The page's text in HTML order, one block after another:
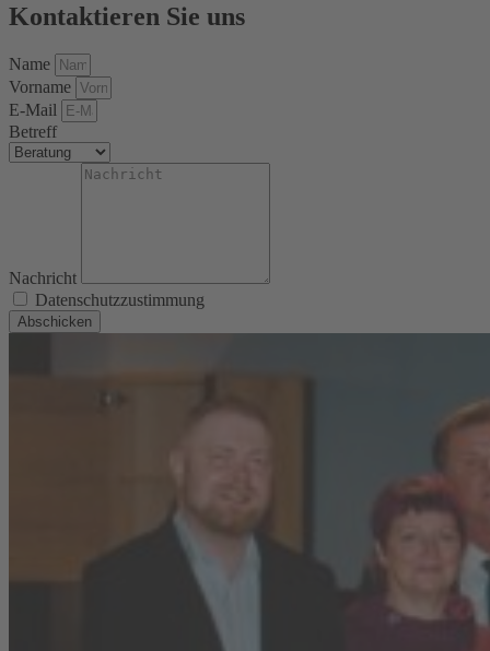
Kontaktieren Sie uns
Name
Vorname
E-Mail
Betreff
Nachricht
Datenschutzzustimmung
Abschicken